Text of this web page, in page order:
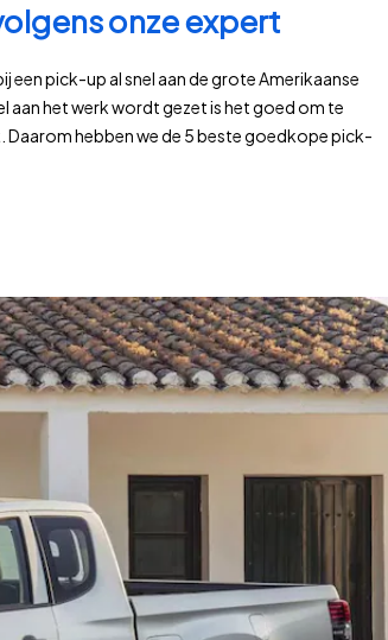
onze expert
een pick-up al snel aan de grote Amerikaanse
aan het werk wordt gezet is het goed om te
hebben we de 5 beste goedkope pick-